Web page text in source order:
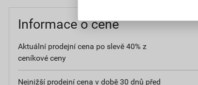
Informace o ceně
Aktuální prodejní cena po slevě 40% z
ceníkové ceny
Nejnižší prodejní cena v době 30 dnů před